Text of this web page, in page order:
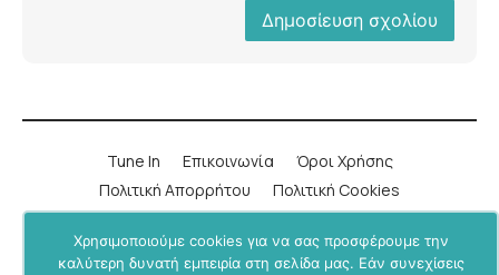
Tune In Επικοινωνία
Όροι Χρήσης
Πολιτική Απορρήτου
Πολιτική Cookies
LinkedInInstagramYouTubeFacebook
Χρησιμοποιούμε cookies για να σας προσφέρουμε την
καλύτερη δυνατή εμπειρία στη σελίδα μας. Εάν συνεχίσεις